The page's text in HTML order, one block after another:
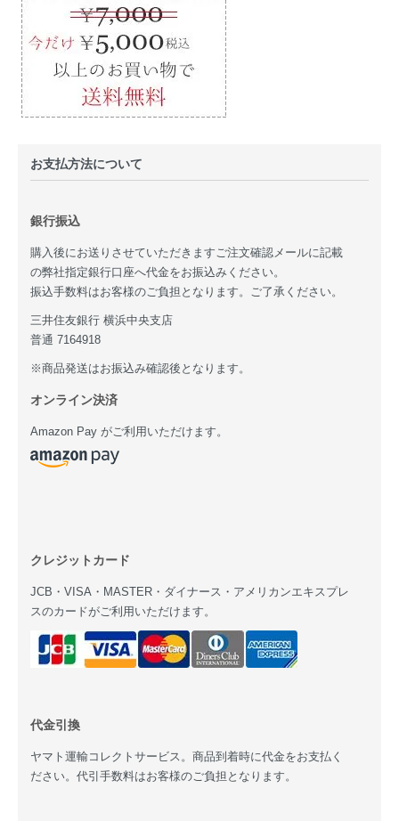
お支払方法について
銀行振込
購入後にお送りさせていただきますご注文確認メールに記載
の弊社指定銀行口座へ代金をお振込みください。
振込手数料はお客様のご負担となります。ご了承ください。
三井住友銀行 横浜中央支店
普通 7164918
※商品発送はお振込み確認後となります。
オンライン決済
Amazon Pay がご利用いただけます。
クレジットカード
JCB・VISA・MASTER・ダイナース・アメリカンエキスプレ
スのカードがご利用いただけます。
代金引換
ヤマト運輸コレクトサービス。商品到着時に代金をお支払く
ださい。代引手数料はお客様のご負担となります。